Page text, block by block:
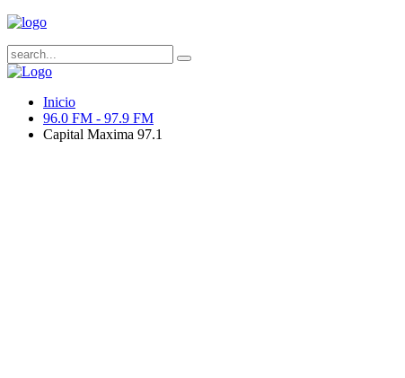
Inicio
96.0 FM - 97.9 FM
Capital Maxima 97.1